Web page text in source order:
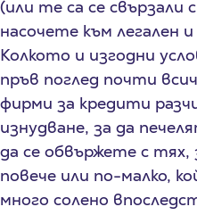
(или те са се свързали
насочете към легален
Колкото и изгодни
пръв поглед почти
фирми за кредити
изнудване, за да
да се обвържете с тях,
повече или по-малко,
много солено